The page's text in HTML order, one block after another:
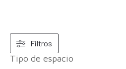
Filtros
Tipo de espacio